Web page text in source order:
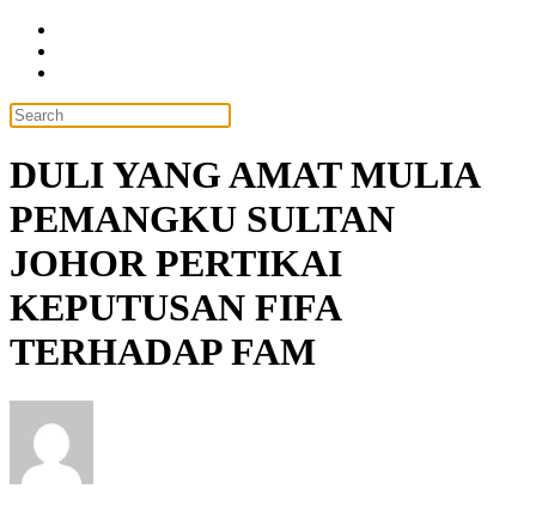
DULI YANG AMAT MULIA
PEMANGKU SULTAN
JOHOR PERTIKAI
KEPUTUSAN FIFA
TERHADAP FAM